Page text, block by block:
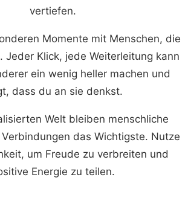
vertiefen.
Momente mit Menschen, die
Jeder Klick, jede Weiterleitung kann
ein wenig heller machen und
dass du an sie denkst.
Welt bleiben menschliche
das Wichtigste. Nutze
um Freude zu verbreiten und
Energie zu teilen.